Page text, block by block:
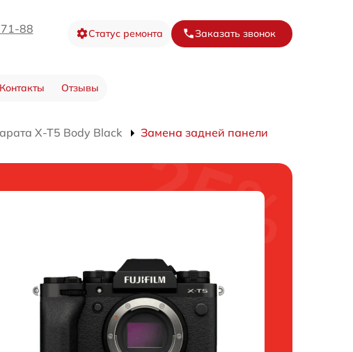
88 Статус ремонта Заказать звонок
Контакты Отзывы
X-T5 Body Black Замена задней панели